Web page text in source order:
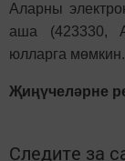
Аларны
аша (423330,
юлларга мөмкин.
Җиңүчеләрне
Следите за